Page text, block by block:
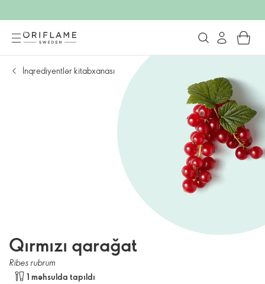
İnqrediyentlər kitabxanası
Qırmızı qarağat
Ribes rubrum
1 məhsulda tapıldı